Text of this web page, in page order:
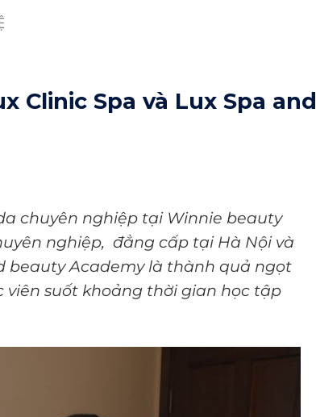
Clinic Spa và Lux Spa and
chuyên nghiệp tại Winnie beauty
nghiệp, đẳng cấp tại Hà Nội và
beauty Academy là thành quả ngọt
viên suốt khoảng thời gian học tập